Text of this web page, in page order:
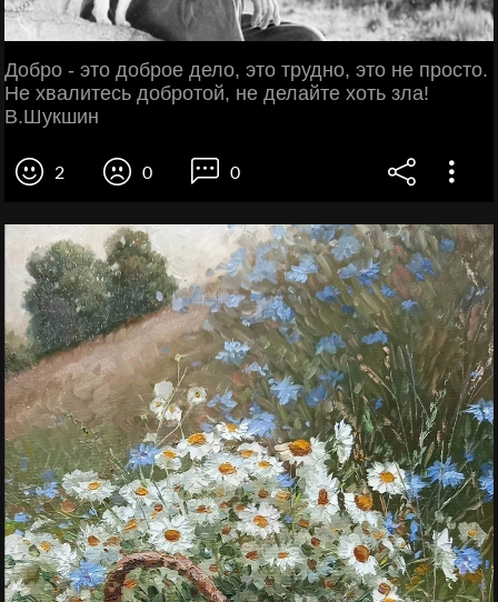
Добро - это доброе дело, это трудно, это не просто.
Не хвалитесь добротой, не делайте хоть зла!
В.Шукшин
2 0 0